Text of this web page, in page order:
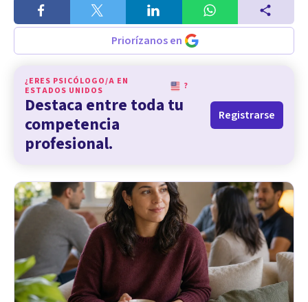
Priorízanos en
¿ERES PSICÓLOGO/A EN
ESTADOS UNIDOS
?
Destaca entre toda tu
competencia
profesional.
Registrarse